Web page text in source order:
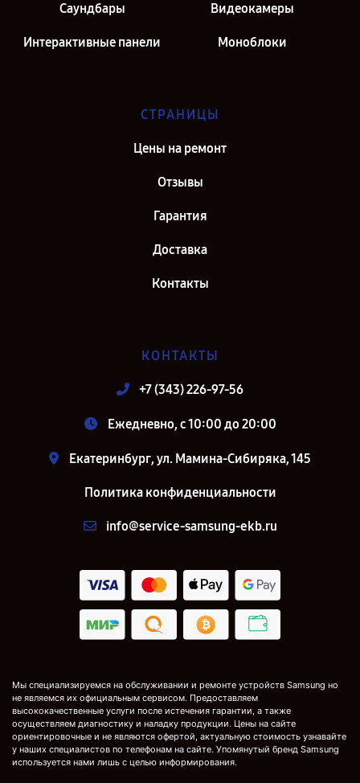
Саундбары Видеокамеры
Интерактивные панели Моноблоки
СТРАНИЦЫ
Цены на ремонт
Отзывы
Гарантия
Доставка
Контакты
КОНТАКТЫ
+7 (343) 226-97-56
Ежедневно, с 10:00 до 20:00
Екатеринбург, ул. Мамина-Сибиряка, 145
Политика конфиденциальности
info@service-samsung-ekb.ru
Мы специализируемся на обслуживании и ремонте устройств Samsung но
не являемся их официальным сервисом. Предоставляем
высококачественные услуги после истечения гарантии, а также
осуществляем диагностику и наладку продукции. Цены на сайте
ориентировочные и не являются офертой, актуальную стоимость узнавайте
у наших специалистов по телефонам на сайте. Упомянутый бренд Samsung
используется нами лишь с целью информирования.